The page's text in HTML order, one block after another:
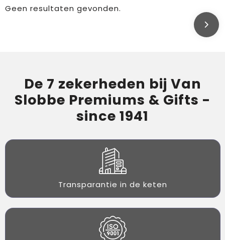
Geen resultaten gevonden.
De 7 zekerheden bij Van
Slobbe Premiums & Gifts -
since 1941
Transparantie in de keten